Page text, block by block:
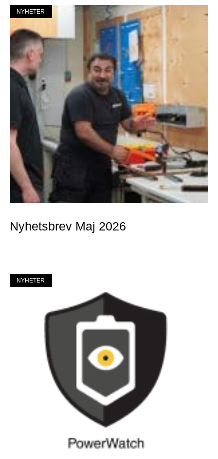
NYHETER
Nyhetsbrev Maj 2026
NYHETER